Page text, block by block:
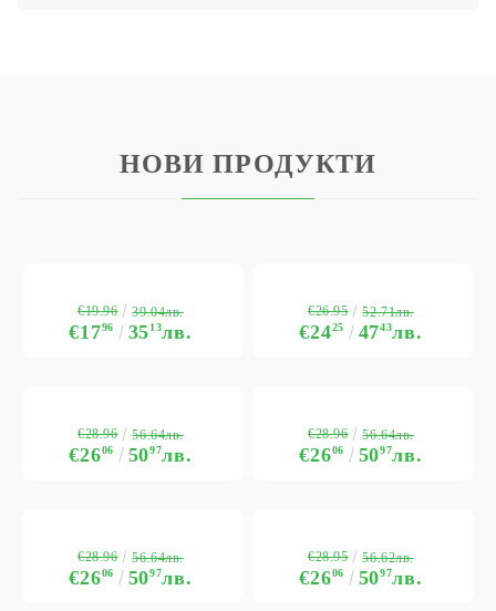
НОВИ ПРОДУКТИ
€1796 3513лв.
€19.96 39.04лв.
€2425 4743лв.
€26.95 52.71лв.
€2606 5097лв.
€28.96 56.64лв.
€2606 5097лв.
€28.96 56.64лв.
€2606 5097лв.
€28.96 56.64лв.
€2606 5097лв.
€28.95 56.62лв.